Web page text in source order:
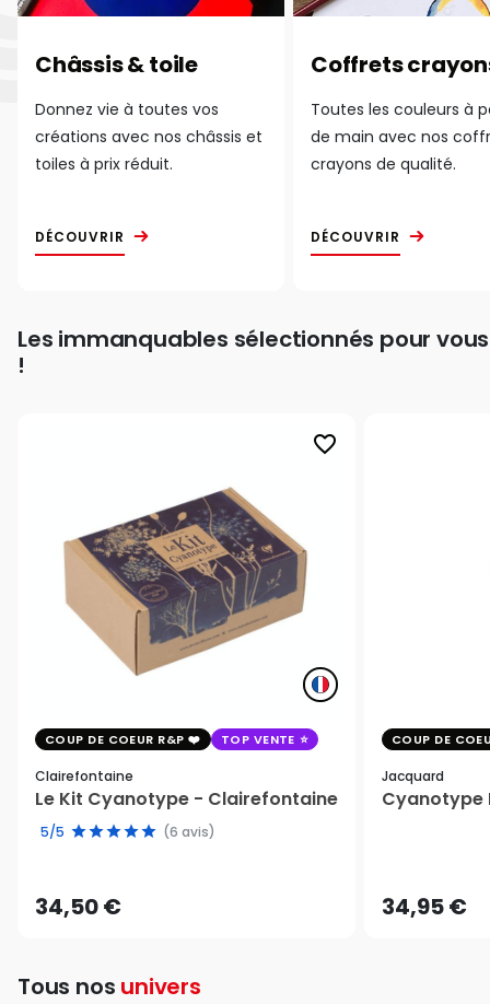
Châssis & toile
Donnez vie à toutes vos
créations avec nos châssis et
toiles à prix réduit.
DÉCOUVRIR
Coffrets
Toutes les couleurs à
de main avec nos
crayons de qualité.
DÉCOUVRIR
Les immanquables sélectionnés pour vous
!
favorite_border
COUP DE COEUR R&P TOP VENTE
Clairefontaine
Le Kit Cyanotype - Clairefontaine
5/5 (6 avis)
34,50 €
COUP DE
Jacquard
Cyanotype
34,95 €
Tous nos univers